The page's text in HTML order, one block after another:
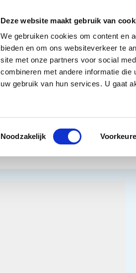
Deze website maakt gebruik van
We gebruiken cookies om content en
bieden en om ons websiteverkeer te
site met onze partners voor social
combineren met andere informatie
uw gebruik van hun services. U gaat
Toestemmingsselectie
Noodzakelijk
Droogwaren
Show
Home Non-Food
Papier/